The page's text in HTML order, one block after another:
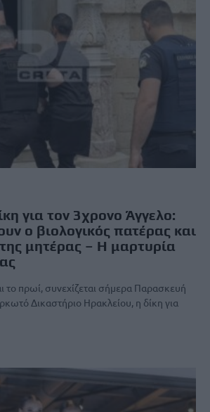
για τον 3χρονο Άγγελο:
ο βιολογικός πατέρας και
μητέρας – Η μαρτυρία
πρωί, συνεχίζεται σήμερα Παρασκευή
Δικαστήριο Ηρακλείου, η δίκη για